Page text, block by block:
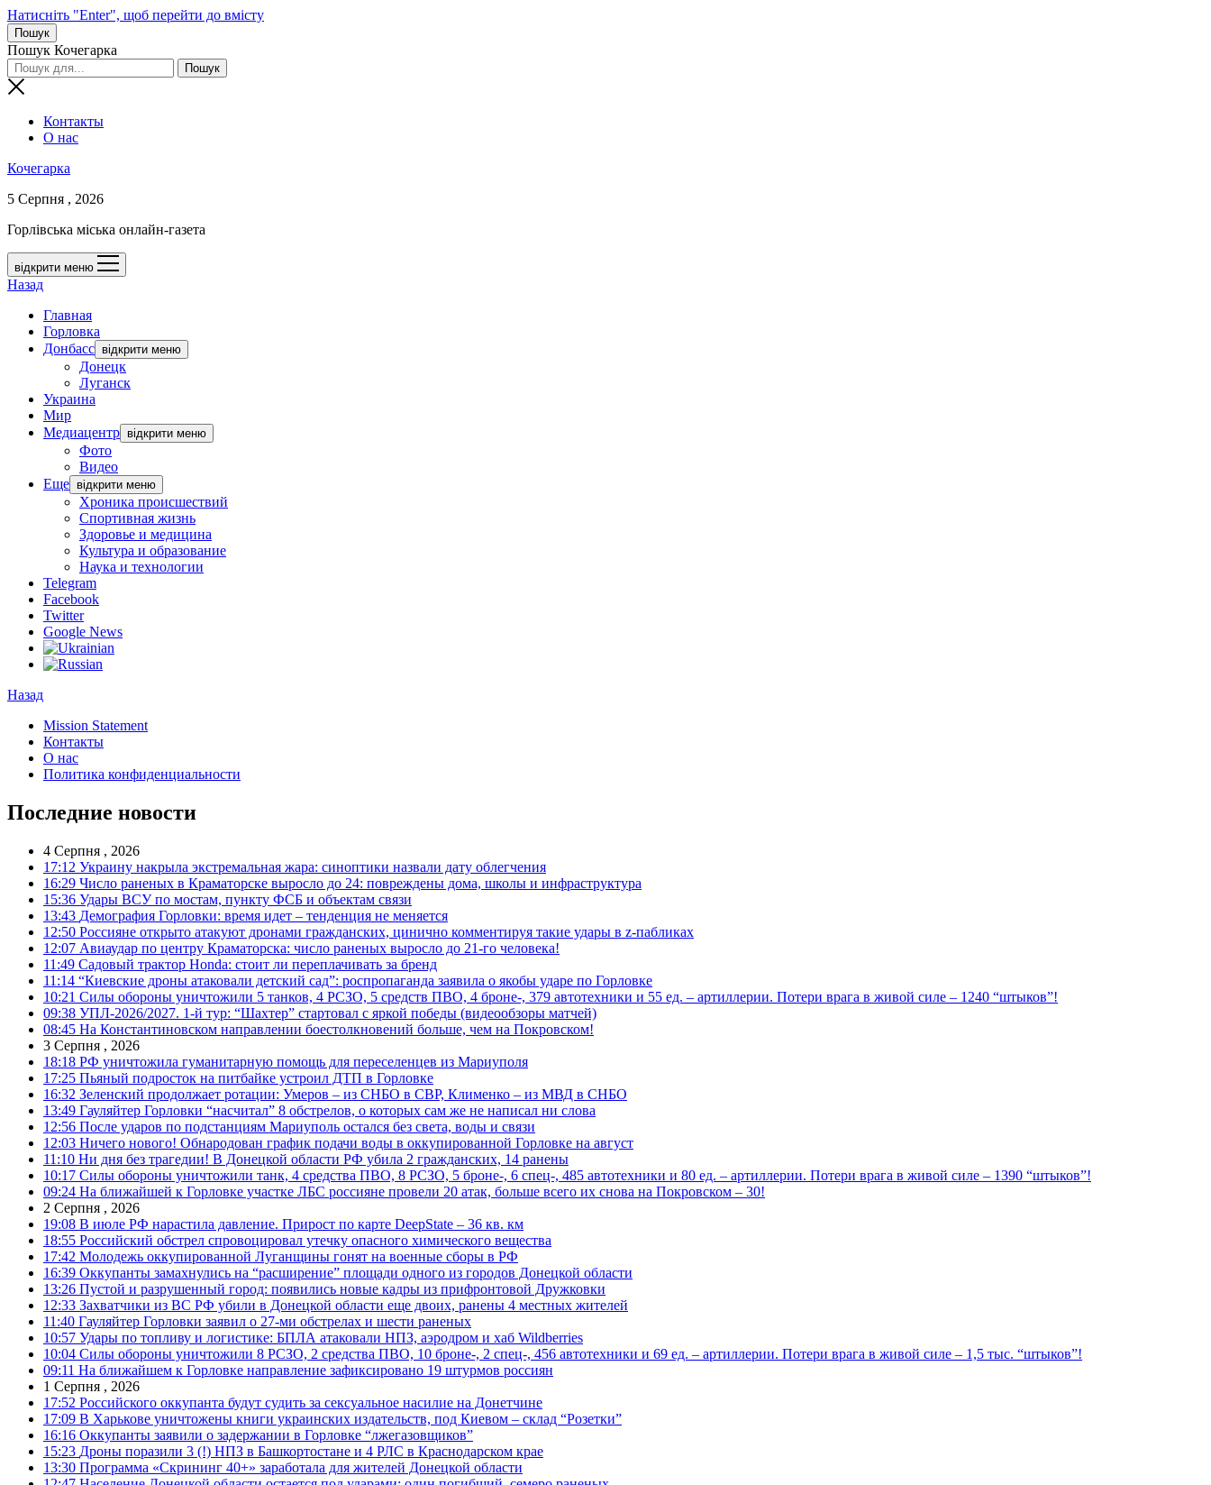
Натисніть "Enter", щоб перейти до вмісту
Пошук
Пошук Кочегарка
Контакты
О нас
Кочегарка
5 Серпня , 2026
Горлівська міська онлайн-газета
відкрити меню
Назад
Главная
Горловка
Донбасс відкрити меню
Донецк
Луганск
Украина
Мир
Медиацентр відкрити меню
Фото
Видео
Еще відкрити меню
Хроника происшествий
Спортивная жизнь
Здоровье и медицина
Культура и образование
Наука и технологии
Telegram
Facebook
Twitter
Google News
Назад
Mission Statement
Контакты
О нас
Политика конфиденциальности
Последние новости
4 Серпня , 2026
17:12 Украину накрыла экстремальная жара: синоптики назвали дату облегчения
16:29 Число раненых в Краматорске выросло до 24: повреждены дома, школы и инфраструктура
15:36 Удары ВСУ по мостам, пункту ФСБ и объектам связи
13:43 Демография Горловки: время идет – тенденция не меняется
12:50 Россияне открыто атакуют дронами гражданских, цинично комментируя такие удары в z-пабликах
12:07 Авиаудар по центру Краматорска: число раненых выросло до 21-го человека!
11:49 Садовый трактор Honda: стоит ли переплачивать за бренд
11:14 “Киевские дроны атаковали детский сад”: роспропаганда заявила о якобы ударе по Горловке
10:21 Силы обороны уничтожили 5 танков, 4 РСЗО, 5 средств ПВО, 4 броне-, 379 автотехники и 55 ед. – артиллерии. Потери врага в живой силе – 1240 “штыков”!
09:38 УПЛ-2026/2027. 1-й тур: “Шахтер” стартовал с яркой победы (видеообзоры матчей)
08:45 На Константиновском направлении боестолкновений больше, чем на Покровском!
3 Серпня , 2026
18:18 РФ уничтожила гуманитарную помощь для переселенцев из Мариуполя
17:25 Пьяный подросток на питбайке устроил ДТП в Горловке
16:32 Зеленский продолжает ротации: Умеров – из СНБО в СВР, Клименко – из МВД в СНБО
13:49 Гауляйтер Горловки “насчитал” 8 обстрелов, о которых сам же не написал ни слова
12:56 После ударов по подстанциям Мариуполь остался без света, воды и связи
12:03 Ничего нового! Обнародован график подачи воды в оккупированной Горловке на август
11:10 Ни дня без трагедии! В Донецкой области РФ убила 2 гражданских, 14 ранены
10:17 Силы обороны уничтожили танк, 4 средства ПВО, 8 РСЗО, 5 броне-, 6 спец-, 485 автотехники и 80 ед. – артиллерии. Потери врага в живой силе – 1390 “штыков”!
09:24 На ближайшей к Горловке участке ЛБС россияне провели 20 атак, больше всего их снова на Покровском – 30!
2 Серпня , 2026
19:08 В июле РФ нарастила давление. Прирост по карте DeepState – 36 кв. км
18:55 Российский обстрел спровоцировал утечку опасного химического вещества
17:42 Молодежь оккупированной Луганщины гонят на военные сборы в РФ
16:39 Оккупанты замахнулись на “расширение” площади одного из городов Донецкой области
13:26 Пустой и разрушенный город: появились новые кадры из прифронтовой Дружковки
12:33 Захватчики из ВС РФ убили в Донецкой области еще двоих, ранены 4 местных жителей
11:40 Гауляйтер Горловки заявил о 27-ми обстрелах и шести раненых
10:57 Удары по топливу и логистике: БПЛА атаковали НПЗ, аэродром и хаб Wildberries
10:04 Силы обороны уничтожили 8 РСЗО, 2 средства ПВО, 10 броне-, 2 спец-, 456 автотехники и 69 ед. – артиллерии. Потери врага в живой силе – 1,5 тыс. “штыков”!
09:11 На ближайшем к Горловке направление зафиксировано 19 штурмов россиян
1 Серпня , 2026
17:52 Российского оккупанта будут судить за сексуальное насилие на Донетчине
17:09 В Харькове уничтожены книги украинских издательств, под Киевом – склад “Розетки”
16:16 Оккупанты заявили о задержании в Горловке “лжегазовщиков”
15:23 Дроны поразили 3 (!) НПЗ в Башкортостане и 4 РЛС в Краснодарском крае
13:30 Программа «Скрининг 40+» заработала для жителей Донецкой области